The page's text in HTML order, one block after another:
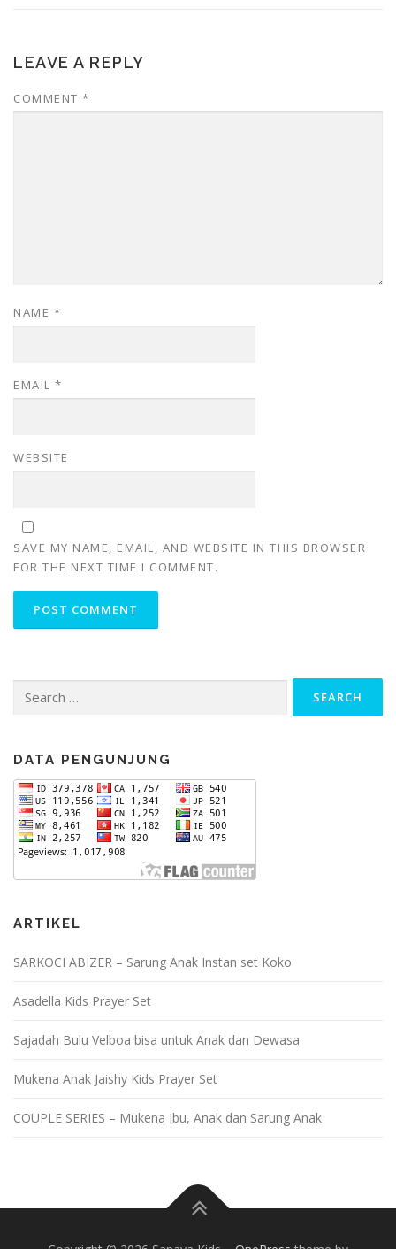
LEAVE A REPLY
COMMENT *
NAME *
EMAIL *
WEBSITE
SAVE MY NAME, EMAIL, AND WEBSITE IN THIS BROWSER
FOR THE NEXT TIME I COMMENT.
for:
DATA PENGUNJUNG
ARTIKEL
SARKOCI ABIZER – Sarung Anak Instan set Koko
Asadella Kids Prayer Set
Sajadah Bulu Velboa bisa untuk Anak dan Dewasa
Mukena Anak Jaishy Kids Prayer Set
COUPLE SERIES – Mukena Ibu, Anak dan Sarung Anak